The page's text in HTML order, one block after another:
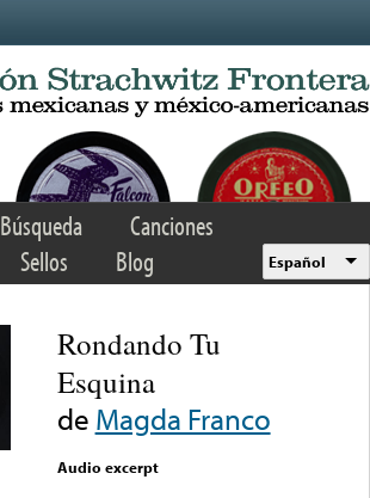
Búsqueda
Canciones
Sellos Blog Español
Rondando Tu
Esquina
de Magda Franco
Audio excerpt